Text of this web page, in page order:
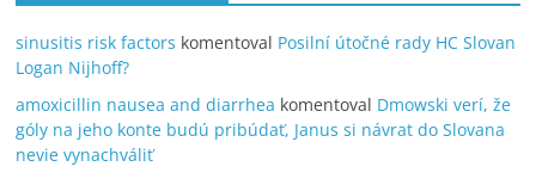
sinusitis risk factors komentoval Posilní útočné rady HC Slovan
Logan Nijhoff?
amoxicillin nausea and diarrhea komentoval Dmowski verí, že
góly na jeho konte budú pribúdať, Janus si návrat do Slovana
nevie vynachváliť